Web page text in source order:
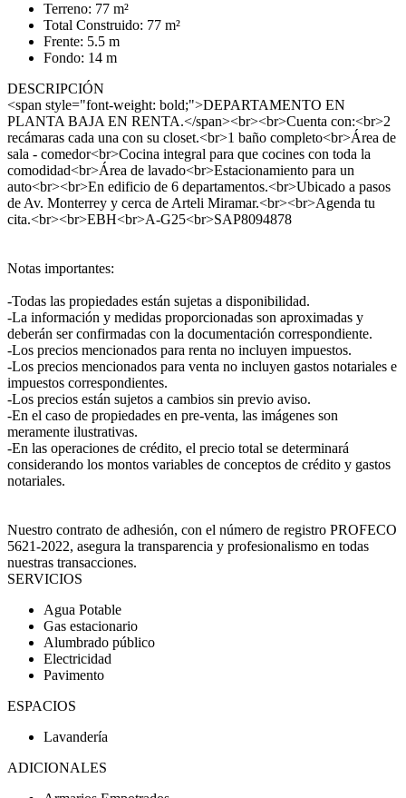
Terreno: 77 m²
Total Construido: 77 m²
Frente: 5.5 m
Fondo: 14 m
DESCRIPCIÓN
<span style="font-weight: bold;">DEPARTAMENTO EN
PLANTA BAJA EN RENTA.</span><br><br>Cuenta con:<br>2
recámaras cada una con su closet.<br>1 baño completo<br>Área de
sala - comedor<br>Cocina integral para que cocines con toda la
comodidad<br>Área de lavado<br>Estacionamiento para un
auto<br><br>En edificio de 6 departamentos.<br>Ubicado a pasos
de Av. Monterrey y cerca de Arteli Miramar.<br><br>Agenda tu
cita.<br><br>EBH<br>A-G25<br>SAP8094878
Notas importantes:
-Todas las propiedades están sujetas a disponibilidad.
-La información y medidas proporcionadas son aproximadas y
deberán ser confirmadas con la documentación correspondiente.
-Los precios mencionados para renta no incluyen impuestos.
-Los precios mencionados para venta no incluyen gastos notariales e
impuestos correspondientes.
-Los precios están sujetos a cambios sin previo aviso.
-En el caso de propiedades en pre-venta, las imágenes son
meramente ilustrativas.
-En las operaciones de crédito, el precio total se determinará
considerando los montos variables de conceptos de crédito y gastos
notariales.
Nuestro contrato de adhesión, con el número de registro PROFECO
5621-2022, asegura la transparencia y profesionalismo en todas
nuestras transacciones.
SERVICIOS
Agua Potable
Gas estacionario
Alumbrado público
Electricidad
Pavimento
ESPACIOS
Lavandería
ADICIONALES